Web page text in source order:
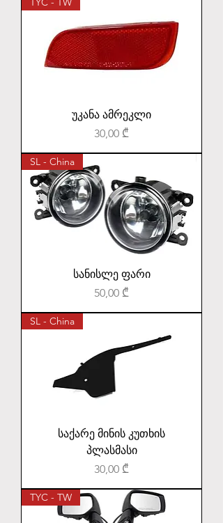
უკანა ამრეკლი
Price
30,00 ₾
SL - China
სანისლე ფარი
Price
50,00 ₾
SL - China
საქარე მინის კუთხის
პლასმასი
Price
30,00 ₾
TYC - TW